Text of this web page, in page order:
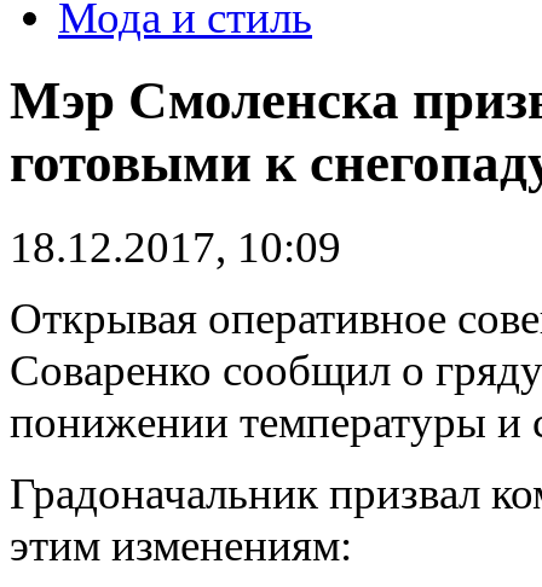
Мода и стиль
Мэр Смоленска
готовыми к
18.12.2017, 10:09
Открывая оперативное
Соваренко сообщил о
понижении температуры и
Градоначальник призвал
этим изменениям: